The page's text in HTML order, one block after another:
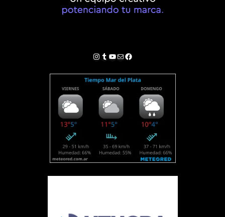
Instagram
Tumblr
YouTube
Correo electrónico
Facebook